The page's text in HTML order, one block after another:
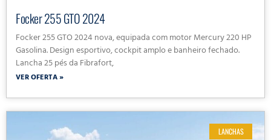
Focker 255 GTO 2024
Focker 255 GTO 2024 nova, equipada com motor Mercury 220 HP
Gasolina. Design esportivo, cockpit amplo e banheiro fechado.
Lancha 25 pés da Fibrafort,
VER OFERTA »
LANCHAS